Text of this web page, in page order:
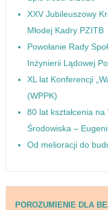
XXV Jubileuszowy
Młodej Kadry PZITB
Powołanie Rady
Inżynierii Lądowej
XL lat Konferencji
(WPPK)
80 lat kształcenia
Środowiska –
Od melioracji do
POROZUMIENIE DLA